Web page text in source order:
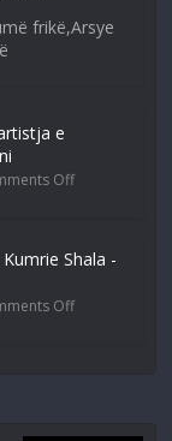
frikë,Arsye
e
Off
Shala -
Off